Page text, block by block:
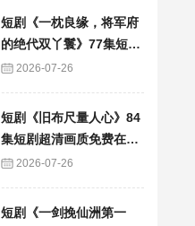
短剧《一枕良缘，将军府
的绝代双丫鬟》77集短剧
完整版免费畅享
2026-07-26
短剧《旧布尺量人心》84
集短剧超清画质免费在线
追 2026-07-26
短剧《一剑挽仙洲第一